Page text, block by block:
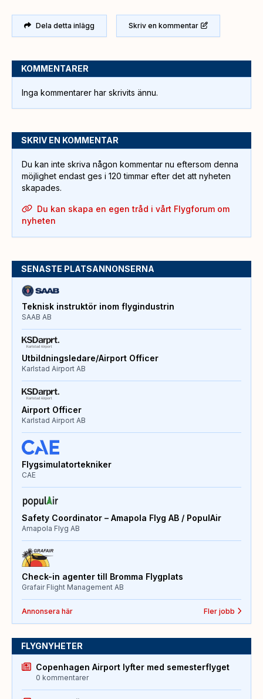
Dela detta inlägg Skriv en kommentar
KOMMENTARER
Inga kommentarer har skrivits ännu.
SKRIV EN KOMMENTAR
Du kan inte skriva någon kommentar nu eftersom denna
möjlighet endast ges i 120 timmar efter det att nyheten
skapades.
Du kan skapa en egen tråd i vårt Flygforum om
nyheten
SENASTE PLATSANNONSERNA
Teknisk instruktör inom flygindustrin
SAAB AB
Utbildningsledare/Airport Officer
Karlstad Airport AB
Airport Officer
Karlstad Airport AB
Flygsimulatortekniker
CAE
Safety Coordinator – Amapola Flyg AB / PopulAir
Amapola Flyg AB
Check-in agenter till Bromma Flygplats
Grafair Flight Management AB
Annonsera här Fler jobb
FLYGNYHETER
Copenhagen Airport lyfter med semesterflyget
0 kommentarer